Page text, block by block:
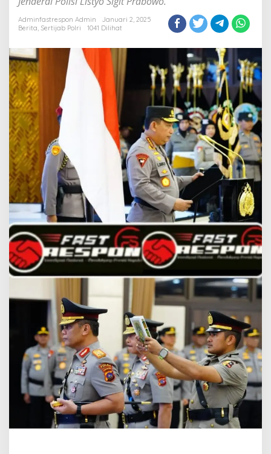
Adminfastrespon Admin
Januari 2, 2025
Berita, Sertijab Polri 1041 Dilihat